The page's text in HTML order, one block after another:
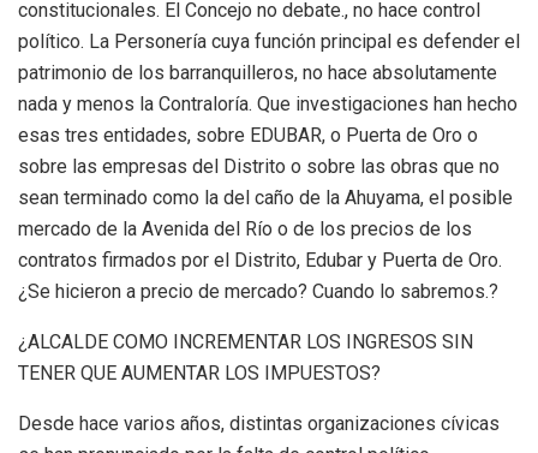
constitucionales. El Concejo no debate., no hace control
político. La Personería cuya función principal es defender el
patrimonio de los barranquilleros, no hace absolutamente
nada y menos la Contraloría. Que investigaciones han hecho
esas tres entidades, sobre EDUBAR, o Puerta de Oro o
sobre las empresas del Distrito o sobre las obras que no
sean terminado como la del caño de la Ahuyama, el posible
mercado de la Avenida del Río o de los precios de los
contratos firmados por el Distrito, Edubar y Puerta de Oro.
¿Se hicieron a precio de mercado? Cuando lo sabremos.?
¿ALCALDE COMO INCREMENTAR LOS INGRESOS SIN
TENER QUE AUMENTAR LOS IMPUESTOS?
Desde hace varios años, distintas organizaciones cívicas